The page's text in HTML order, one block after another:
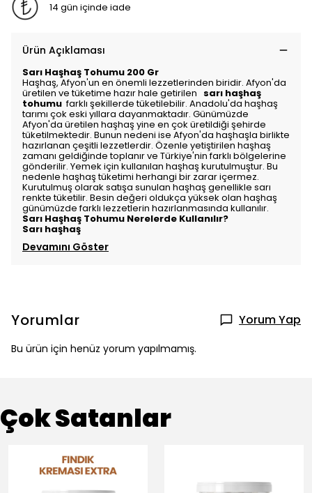
14 gün içinde iade
Ürün Açıklaması
Sarı Haşhaş Tohumu 200 Gr
Haşhaş, Afyon'un en önemli lezzetlerinden biridir. Afyon'da
üretilen ve tüketime hazır hale getirilen sarı haşhaş
tohumu farklı şekillerde tüketilebilir. Anadolu'da haşhaş
tarımı çok eski yıllara dayanmaktadır. Günümüzde
Afyon'da üretilen haşhaş yine en çok üretildiği şehirde
tüketilmektedir. Bunun nedeni ise Afyon'da haşhaşla birlikte
hazırlanan çeşitli lezzetlerdir. Özenle yetiştirilen haşhaş
zamanı geldiğinde toplanır ve Türkiye'nin farklı bölgelerine
gönderilir. Yemek için kullanılan haşhaş kurutulmuştur. Bu
nedenle haşhaş tüketimi herhangi bir zarar içermez.
Kurutulmuş olarak satışa sunulan haşhaş genellikle sarı
renkte tüketilir. Besin değeri oldukça yüksek olan haşhaş
günümüzde farklı lezzetlerin hazırlanmasında kullanılır.
Sarı Haşhaş Tohumu Nerelerde Kullanılır?
Sarı haşhaş
Devamını Göster
Yorumlar Yorum Yap
Bu ürün için henüz yorum yapılmamış.
Çok Satanlar